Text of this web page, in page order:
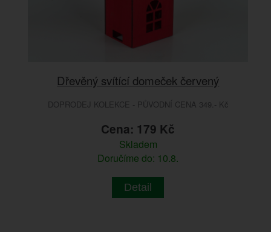
Dřevěný svítící domeček červený
DOPRODEJ KOLEKCE - PŮVODNÍ CENA 349.- Kč
Cena: 179 Kč
Skladem
Doručíme do: 10.8.
Detail